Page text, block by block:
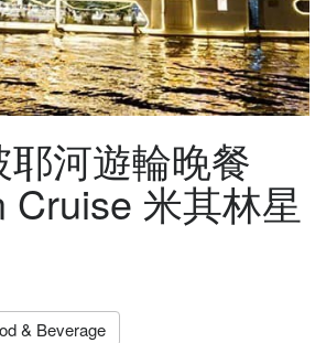
耶河遊輪晚餐
Cruise 米其林星
& Beverage